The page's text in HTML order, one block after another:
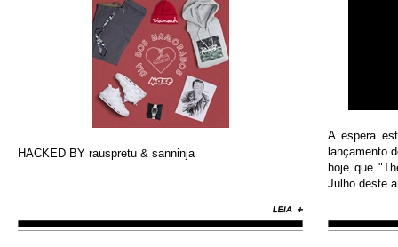
HACKED BY rauspretu & sanninja
A espera
lançamento
hoje que
Julho deste